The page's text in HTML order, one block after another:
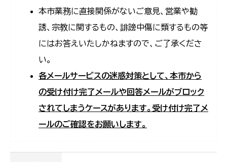
本市業務に直接関係がないご意見、営業や勧
誘、宗教に関するもの、誹謗中傷に類するもの等
にはお答えいたしかねますので、ご了承くださ
い。
各メールサービスの迷惑対策として、本市から
の受け付け完了メールや回答メールがブロック
されてしまうケースがあります。受け付け完了メ
ールのご確認をお願いします。